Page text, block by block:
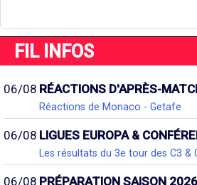
FIL INFOS
06/08 RÉACTIONS D'APRÈS-
Réactions de Monaco - Getafe
06/08 LIGUES EUROPA &
Les résultats du 3e tour des C3 &
06/08 PRÉPARATION SAISON